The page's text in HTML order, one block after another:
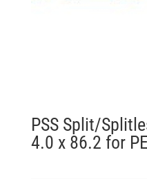
PSS Split/
4.0 x 86.2 for